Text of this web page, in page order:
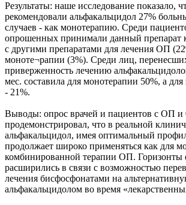
Результаты: наше исследование показало,
рекомендовали альфакальцидол 27%
случаев - как монотерапию. Среди
опрошенных принимали данный препарат
с другими препаратами для лечения ОП
моноте¬рапии (3%). Среди лиц,
приверженность лечению
мес. составила для монотерапии 50%, а
- 21%.
Выводы: опрос врачей и пациентов с ОП
продемонстрировал, что в реальной
альфакальцидол, имея оптимальный
продолжает широко применяться как для
комбинированной терапии ОП. Горизонты
расширились в связи с возможностью
лечения бисфосфонатами на
альфакальцидолом во время